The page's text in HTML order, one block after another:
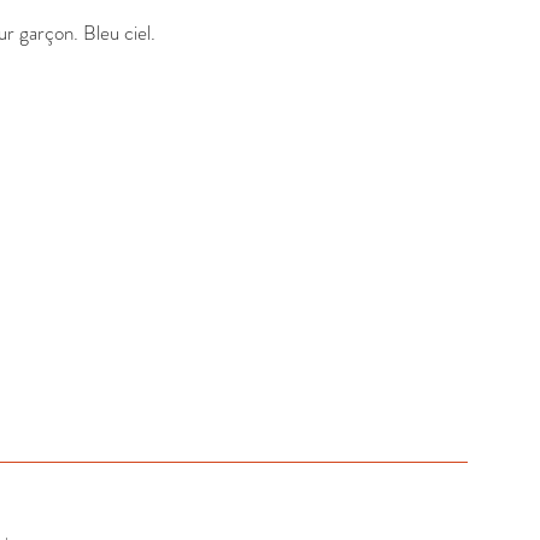
garçon. Bleu ciel.